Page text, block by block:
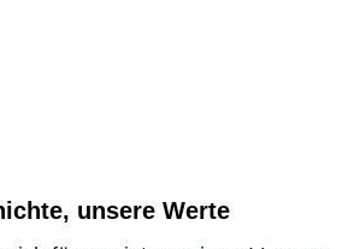
unsere Werte